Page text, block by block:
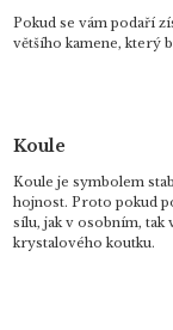
Pokud se vám podaří
většího kamene, který
Koule
Koule je symbolem
hojnost. Proto pokud
sílu, jak v osobním,
krystalového koutku.